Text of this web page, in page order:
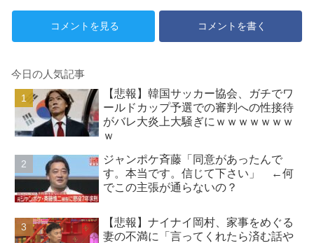
に..現地サポの本音がこれ！
【海外の反応】
コメントを見る コメントを書く
今日の人気記事
【悲報】韓国サッカー協会、ガチでワ
ールドカップ予選での審判への性接待
がバレ大炎上大騒ぎにｗｗｗｗｗｗｗ
ｗ
ジャンポケ斉藤「同意があったんで
す。本当です。信じて下さい」 ←何
でこの主張が通らないの？
【悲報】ナイナイ岡村、家事をめぐる
妻の不満に「言ってくれたら済む話や